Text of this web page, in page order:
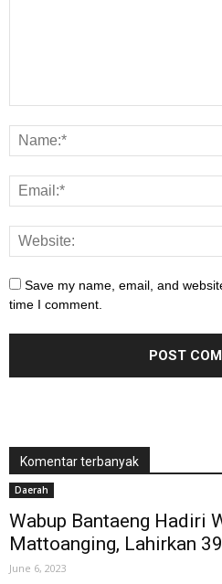
Save my name, email, and
time I comment.
Komentar terbanyak
Daerah
Wabup Bantaeng Hadiri
Mattoanging, Lahirkan
June 6, 2023